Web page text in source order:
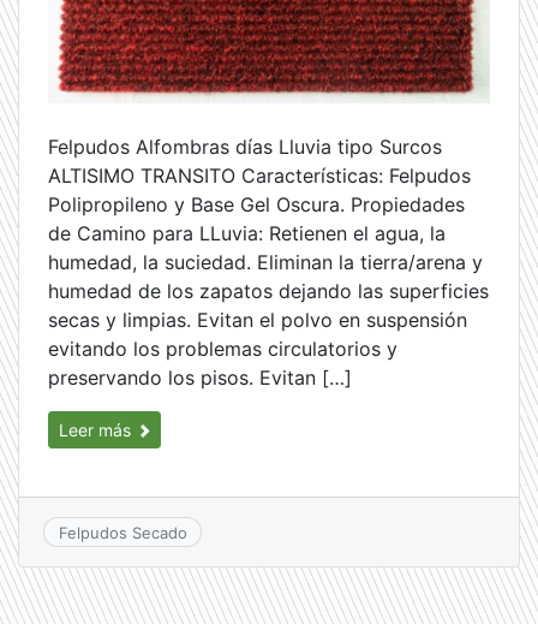
Felpudos Alfombras días Lluvia tipo Surcos
ALTISIMO TRANSITO Características: Felpudos
Polipropileno y Base Gel Oscura. Propiedades
de Camino para LLuvia: Retienen el agua, la
humedad, la suciedad. Eliminan la tierra/arena y
humedad de los zapatos dejando las superficies
secas y limpias. Evitan el polvo en suspensión
evitando los problemas circulatorios y
preservando los pisos. Evitan […]
Leer más
Felpudos Secado